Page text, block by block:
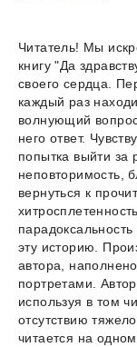
Читатель! Мы
книгу "Да
своего сердца.
каждый раз
волнующий
него ответ.
попытка выйти за
неповторимость,
вернуться к
эту историю.
автора,
портретами.
используя в том
отсутствию
читается на